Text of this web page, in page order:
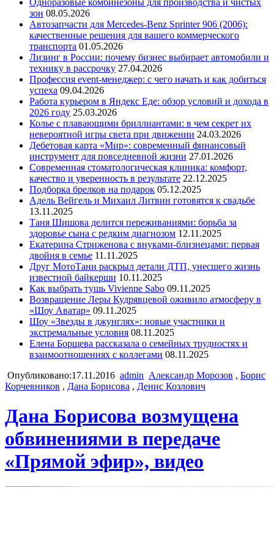
Одноразовые комбинезоны для производства и чистых
зон 08.05.2026
Автозапчасти для Mercedes-Benz Sprinter 906 (2006):
качественные решения для вашего коммерческого
транспорта 01.05.2026
Лизинг в России: почему бизнес выбирает автомобили и
технику в рассрочку 27.04.2026
Профессия event-менеджер: с чего начать и как добиться
успеха 09.04.2026
Работа курьером в Яндекс Еде: обзор условий и дохода в
2026 году 25.03.2026
Колье с плавающими бриллиантами: в чем секрет их
невероятной игры света при движении 24.03.2026
Дебетовая карта «Мир»: современный финансовый
инструмент для повседневной жизни 27.01.2026
Современная стоматологическая клиника: комфорт,
качество и уверенность в результате 22.12.2025
Подборка брелков на подарок 05.12.2025
Адель Вейгель и Михаил Литвин готовятся к свадьбе
13.11.2025
Таня Шишова делится переживаниями: борьба за
здоровье сына с редким диагнозом 12.11.2025
Екатерина Стриженова с внуками-близнецами: первая
двойня в семье 11.11.2025
Друг МотоТани раскрыл детали ДТП, унесшего жизнь
известной байкерши 10.11.2025
Как выбрать тушь Vivienne Sabo 09.11.2025
Возвращение Леры Кудрявцевой оживило атмосферу в
«Шоу Аватар» 09.11.2025
Шоу «Звезды в джунглях»: новые участники и
экстремальные условия 08.11.2025
Елена Борщева рассказала о семейных трудностях и
взаимоотношениях с коллегами 08.11.2025
Опубликовано:17.11.2016 admin Александр Морозов , Борис
Корчевников , Дана Борисова , Денис Козлович
Дана Борисова возмущена
обвинениями в передаче
«Прямой эфир», видео